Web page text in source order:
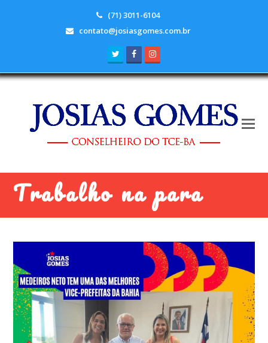
(71) 3011-6104
contato@josiasgomes.com.br
TwitterFacebook
Trabalho na para